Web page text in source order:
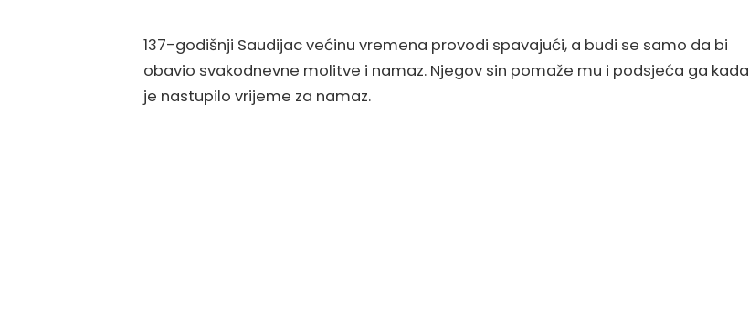
137-godišnji Saudijac većinu vremena provodi spavajući, a budi se samo da bi
obavio svakodnevne molitve i namaz. Njegov sin pomaže mu i podsjeća ga kada
je nastupilo vrijeme za namaz.